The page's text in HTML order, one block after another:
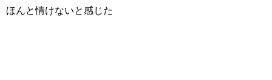
ほんと情けないと感じた